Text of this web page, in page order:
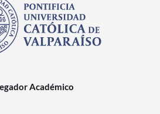
Académico